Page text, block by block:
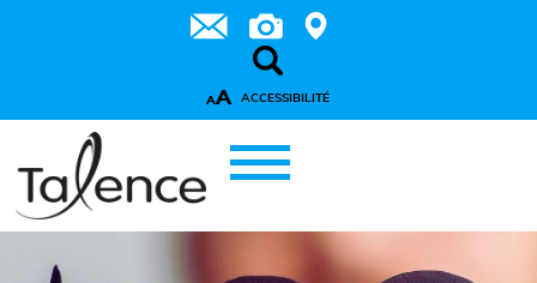
AA ACCESSIBILITÉ